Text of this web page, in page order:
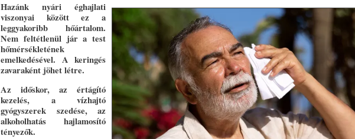
Hazánk nyári éghajlati
viszonyai között ez a
leggyakoribb hőártalom.
Nem feltétlenül jár a test
hőmérsékletének
emelkedésével. A keringés
zavaraként jöhet létre.
Az időskor, az értágító
kezelés, a vízhajtó
gyógyszerek szedése, az
alkoholhatás hajlamosító
tényezők.